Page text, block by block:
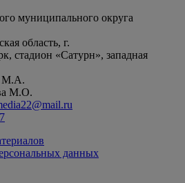
муниципального округа
область, г.
стадион «Сатурн», западная
М.А.
М.О.
данных